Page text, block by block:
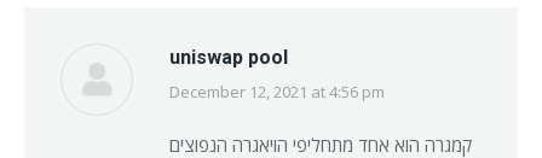
uniswap pool
says:
December 12, 2021 at 4:56 pm
קמגרה הוא אחד מתחליפי הויאגרה הנפוצים